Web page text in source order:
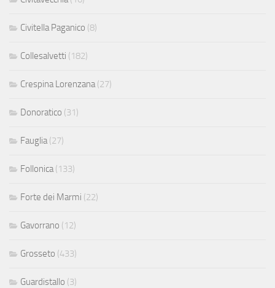
Civitella Paganico (8)
Collesalvetti (182)
Crespina Lorenzana (27)
Donoratico (31)
Fauglia (27)
Follonica (133)
Forte dei Marmi (22)
Gavorrano (12)
Grosseto (433)
Guardistallo (3)